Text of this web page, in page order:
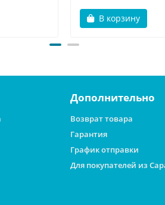
В корзину
Дополнительно
Возврат товара
Гарантия
График отправки
Для покупателей из